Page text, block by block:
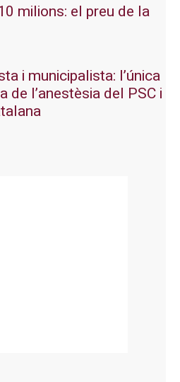
milions: el preu de la
i municipalista: l’única
de l’anestèsia del PSC i